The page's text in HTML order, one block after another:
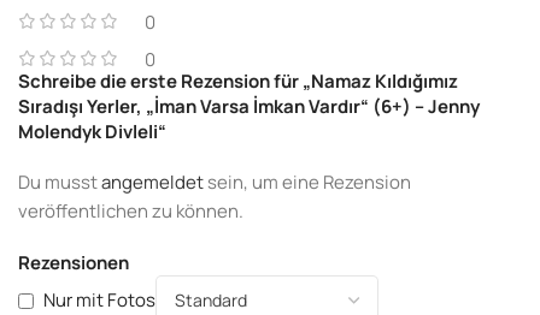
0
0
Rezensionen
Nur mit Fotos
Schreibe die erste Rezension für „Namaz Kıldığımız
Sıradışı Yerler, „İman Varsa İmkan Vardır“ (6+) – Jenny
Molendyk Divleli“
Du musstangemeldetsein, um eine Rezension
veröffentlichen zu können.